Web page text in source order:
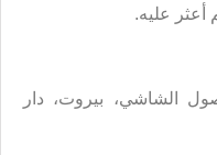
الشاشي، بيروت، دار